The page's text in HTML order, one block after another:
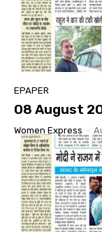
EPAPER
08 August
Women Express -